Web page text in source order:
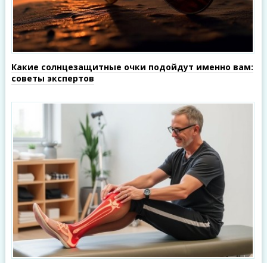
Какие солнцезащитные очки подойдут именно вам:
советы экспертов